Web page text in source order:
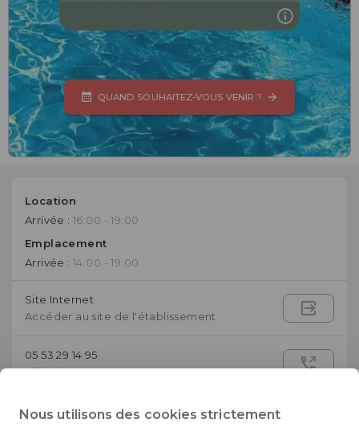
QUAND SOUHAITEZ-VOUS VENIR ?
Location
Arrivée :16:00 - 19:00
Emplacement
Arrivée :14:00 - 19:00
Site Internet
Accéder au site de l'établissement
05 53 29 14 95
Téléphone
contact@lepontdemazerat.com
Nous utilisons des cookies strictement